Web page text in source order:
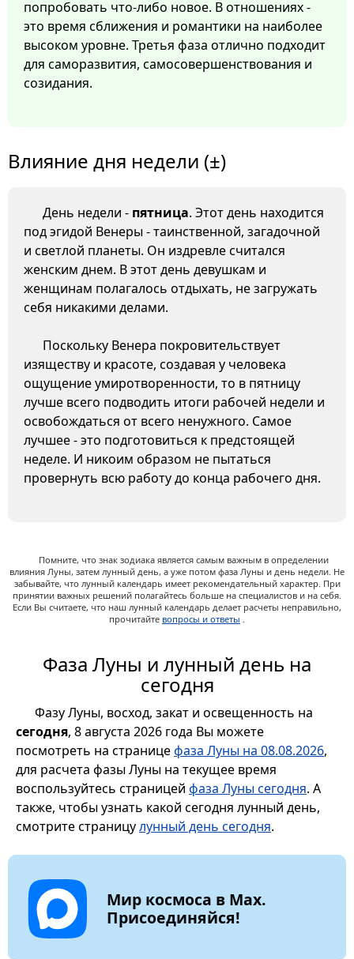
попробовать что-либо новое. В отношениях -
это время сближения и романтики на наиболее
высоком уровне. Третья фаза отлично подходит
для саморазвития, самосовершенствования и
созидания.
Влияние дня недели (±)
День недели - пятница. Этот день находится
под эгидой Венеры - таинственной, загадочной
и светлой планеты. Он издревле считался
женским днем. В этот день девушкам и
женщинам полагалось отдыхать, не загружать
себя никакими делами.
Поскольку Венера покровительствует
изяществу и красоте, создавая у человека
ощущение умиротворенности, то в пятницу
лучше всего подводить итоги рабочей недели и
освобождаться от всего ненужного. Самое
лучшее - это подготовиться к предстоящей
неделе. И никоим образом не пытаться
провернуть всю работу до конца рабочего дня.
Помните, что знак зодиака является самым важным в определении
влияния Луны, затем лунный день, а уже потом фаза Луны и день недели. Не
забывайте, что лунный календарь имеет рекомендательный характер. При
принятии важных решений полагайтесь больше на специалистов и на себя.
Если Вы считаете, что наш лунный календарь делает расчеты неправильно,
прочитайте вопросы и ответы .
Фаза Луны и лунный день на
сегодня
Фазу Луны, восход, закат и освещенность на
сегодня, 8 августа 2026 года Вы можете
посмотреть на страницефаза Луны на 08.08.2026,
для расчета фазы Луны на текущее время
воспользуйтесь страницей фаза Луны сегодня. А
также, чтобы узнать какой сегодня лунный день,
смотрите страницулунный день сегодня.
Мир космоса в Max.
Присоединяйся!